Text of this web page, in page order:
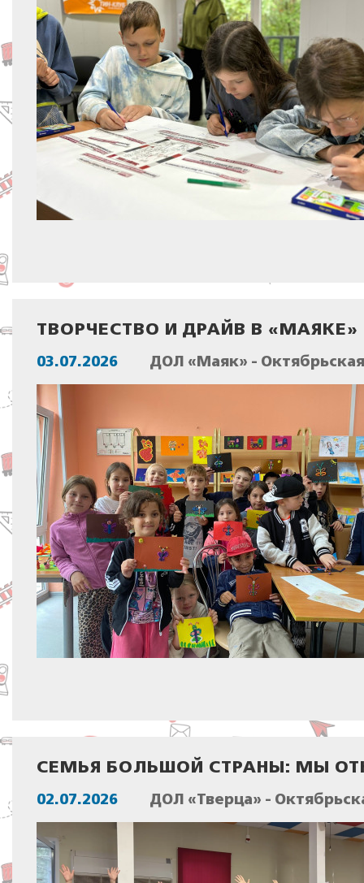
ТВОРЧЕСТВО И ДРАЙВ В
03.07.2026 ДОЛ «Маяк» -
СЕМЬЯ БОЛЬШОЙ СТРАНЫ: МЫ
02.07.2026 ДОЛ «Тверца» -